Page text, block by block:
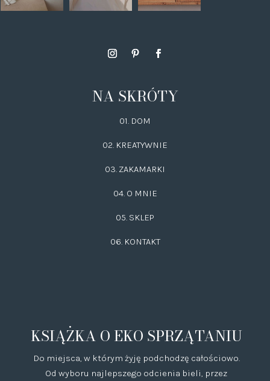
NA SKRÓTY
01. DOM
02. KREATYWNIE
03. ZAKAMARKI
04. O MNIE
05. SKLEP
06. KONTAKT
KSIĄŻKA O EKO SPRZĄTANIU
Do miejsca, w którym żyję podchodzę całościowo.
Od wyboru najlepszego odcienia bieli, przez